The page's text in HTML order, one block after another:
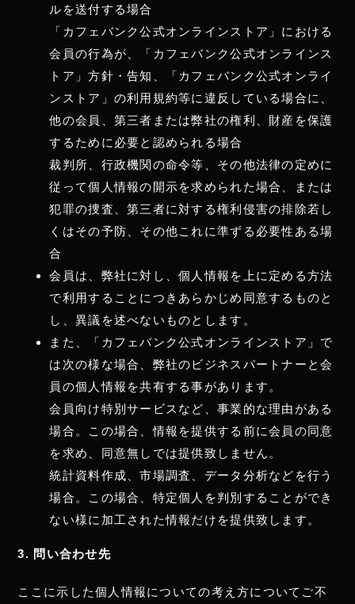
ルを送付する場合
「カフェバンク公式オンラインストア」における
会員の行為が、「カフェバンク公式オンラインス
トア」方針・告知、「カフェバンク公式オンライ
ンストア」の利用規約等に違反している場合に、
他の会員、第三者または弊社の権利、財産を保護
するために必要と認められる場合
裁判所、行政機関の命令等、その他法律の定めに
従って個人情報の開示を求められた場合、または
犯罪の捜査、第三者に対する権利侵害の排除若し
くはその予防、その他これに準ずる必要性ある場
合
会員は、弊社に対し、個人情報を上に定める方法
で利用することにつきあらかじめ同意するものと
し、異議を述べないものとします。
また、「カフェバンク公式オンラインストア」で
は次の様な場合、弊社のビジネスパートナーと会
員の個人情報を共有する事があります。
会員向け特別サービスなど、事業的な理由がある
場合。この場合、情報を提供する前に会員の同意
を求め、同意無しでは提供致しません。
統計資料作成、市場調査、データ分析などを行う
場合。この場合、特定個人を判別することができ
ない様に加工された情報だけを提供致します。
3. 問い合わせ先
ここに示した個人情報についての考え方についてご不